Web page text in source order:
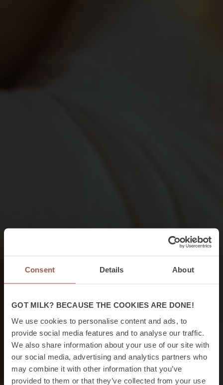
Consent Details About
GOT MILK? BECAUSE THE COOKIES ARE DONE!
We use cookies to personalise content and ads, to
provide social media features and to analyse our traffic.
We also share information about your use of our site with
our social media, advertising and analytics partners who
may combine it with other information that you’ve
provided to them or that they’ve collected from your use